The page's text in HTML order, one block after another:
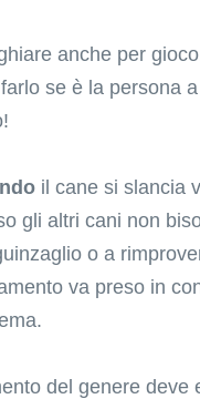
anche per
se è la persona a
il cane si slancia
gli altri cani non
o a
va preso in
del genere deve